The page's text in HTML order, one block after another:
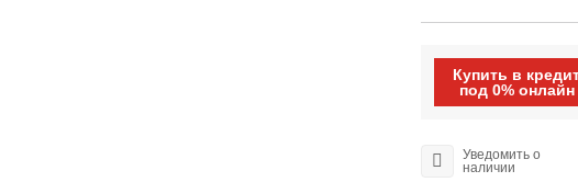
Купить в
под 0% онлайн
Уведомить о
наличии